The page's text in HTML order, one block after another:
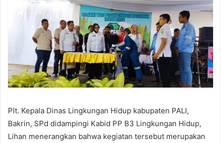
Plt. Kepala Dinas Lingkungan Hidup kabupaten PALI,
Bakrin, SPd didampingi Kabid PP B3 Lingkungan Hidup,
Lihan menerangkan bahwa kegiatan tersebut merupakan